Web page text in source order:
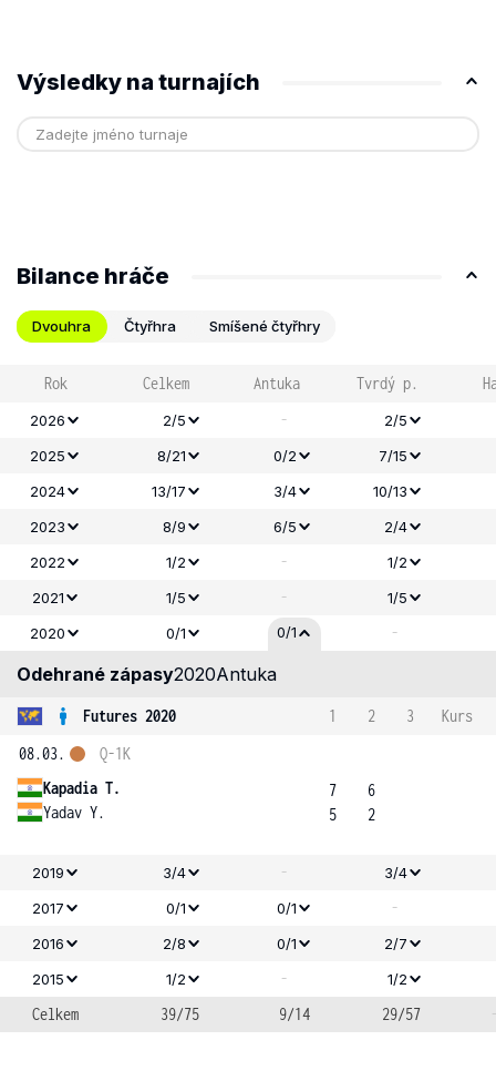
Výsledky na turnajích
Bilance hráče
Dvouhra Čtyřhra Smíšené čtyřhry
Rok Celkem Antuka Tvrdý p.
2026 2/5 -
2/5
2025
8/21 0/2
7/15
2024
13/17 3/4
10/13
2023
8/9 6/5
2/4
2022
1/2 -
1/2
2021
1/5 -
1/5
2020
0/1 0/1 -
Odehrané zápasy2020Antuka
Futures 2020 1 2 3
Kurs
08.03.
Kapadia T.
Yadav Y.
Q-1K
7
5
6
2
2019 3/4 -
3/4
2017
0/1 0/1 -
2016 2/8 0/1
2/7
2015
1/2 - 1/2
Celkem 39/75 9/14 29/57